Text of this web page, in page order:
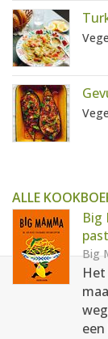
ALLE
Big
Big